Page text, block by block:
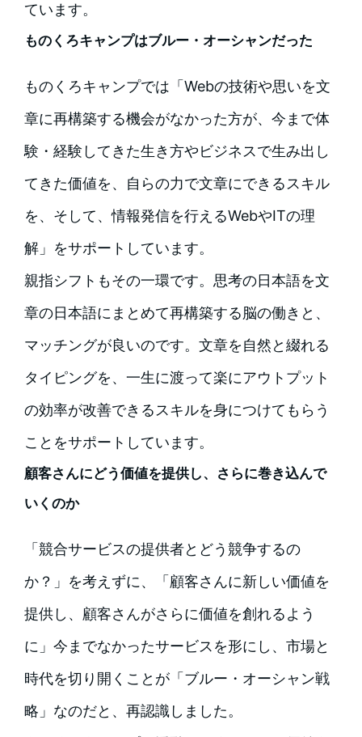
ています。
ものくろキャンプはブルー・オーシャンだった
ものくろキャンプでは「Webの技術や思いを文
章に再構築する機会がなかった方が、今まで体
験・経験してきた生き方やビジネスで生み出し
てきた価値を、自らの力で文章にできるスキル
を、そして、情報発信を行えるWebやITの理
解」をサポートしています。
親指シフトもその一環です。思考の日本語を文
章の日本語にまとめて再構築する脳の働きと、
マッチングが良いのです。文章を自然と綴れる
タイピングを、一生に渡って楽にアウトプット
の効率が改善できるスキルを身につけてもらう
ことをサポートしています。
顧客さんにどう価値を提供し、さらに巻き込んで
いくのか
「競合サービスの提供者とどう競争するの
か？」を考えずに、「顧客さんに新しい価値を
提供し、顧客さんがさらに価値を創れるよう
に」今までなかったサービスを形にし、市場と
時代を切り開くことが「ブルー・オーシャン戦
略」なのだと、再認識しました。